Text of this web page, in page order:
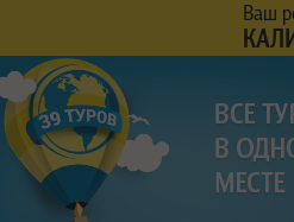
Ваш